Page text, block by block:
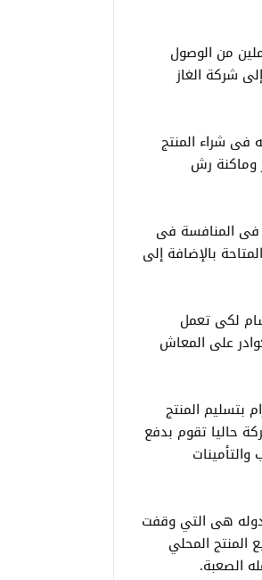
من الوصول
ويتم توريده إلى شركة الغاز
فى شراء المنتج
وماكنة رش
فى المنافسة فى
بالإضافة إلى
لكى تعمل
على المعاش
بتسليم المنتج
حاليا تقوم بدفع
هى التي وقفت
المحلي
الصعبة.